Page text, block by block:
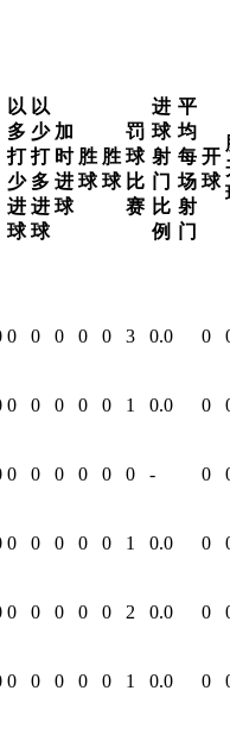
以
多
打
少
进
球
以
少
打
多
进
球
加
时
进
球
胜
球
胜
球
罚
球
比
赛
进
球
射
门
比
例
平
均
每
场
射
门
开
球
0 0 0 0 0 3 0.0 0
0 0 0 0 0 1 0.0 0
0 0 0 0 0 0 - 0
0 0 0 0 0 1 0.0 0
0 0 0 0 0 2 0.0 0
0 0 0 0 0 1 0.0 0